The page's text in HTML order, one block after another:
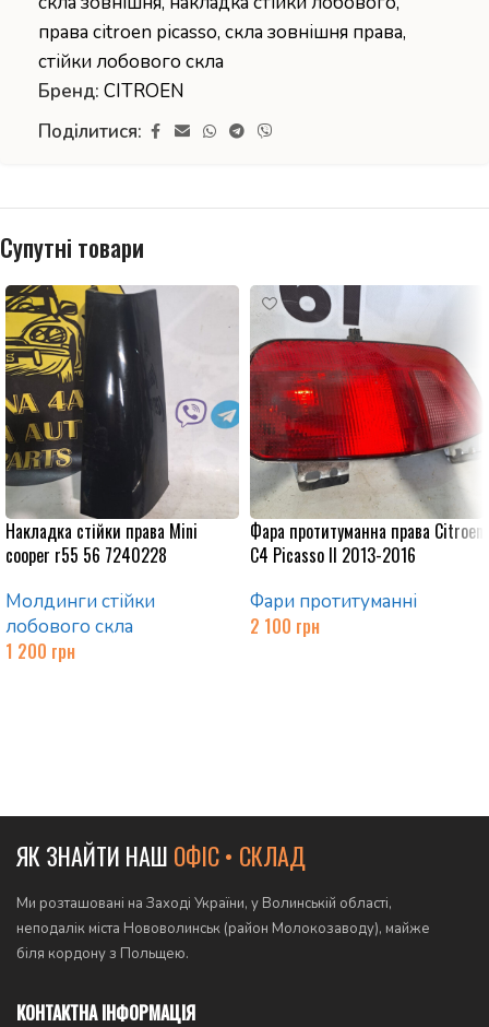
права citroen picasso, скла зовнішня права,
стійки лобового скла
Бренд: CITROEN
Поділитися:
Супутні товари
Накладка стійки права Mini
cooper r55 56 7240228
Молдинги стійки
лобового скла
1 200 грн
Фара протитуманна права Citroen
C4 Picasso II 2013-2016
Фари протитуманні
2 100 грн
ЯК ЗНАЙТИ НАШ ОФІС • СКЛАД
Ми розташовані на Заході України, у Волинській області,
неподалік міста Нововолинськ (район Молокозаводу), майже
біля кордону з Польщею.
КОНТАКТНА ІНФОРМАЦІЯ